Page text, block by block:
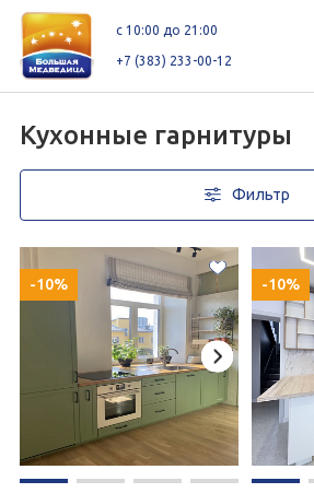
+7 (383) 233-00-12
c 10:00 до 21:00
Каталог
Как добраться Сервисы
Схемы этажей Новоселам
+7 (383) 233-00-12
c 10:00 до 21:00
Кухонные гарнитуры
Фильтр
-10% -10%